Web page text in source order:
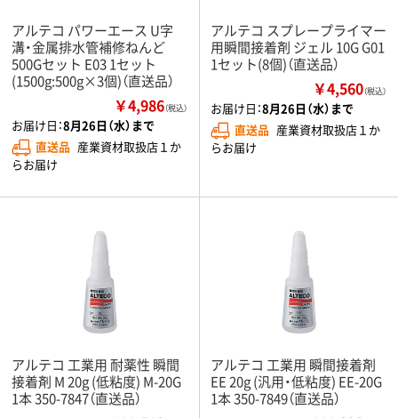
アルテコ パワーエース U字
溝・金属排水管補修ねんど
500Gセット E03 1セット
(1500g:500g×3個)（直送品）
￥4,986（税込）
お届け日：8月26日（水）まで
直送品 産業資材取扱店１か
らお届け
アルテコ スプレープライマー
用瞬間接着剤 ジェル 10G G01
1セット(8個)（直送品）
￥4,560（税込）
お届け日：8月26日（水）まで
直送品 産業資材取扱店１か
らお届け
アルテコ 工業用 耐薬性 瞬間
接着剤 M 20g (低粘度) M-20G
1本 350-7847（直送品）
アルテコ 工業用 瞬間接着剤
EE 20g (汎用・低粘度) EE-20G
1本 350-7849（直送品）